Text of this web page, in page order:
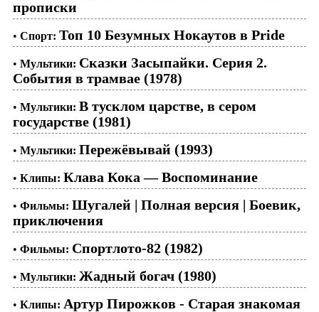
прописки
• Спорт: Топ 10 Безумных Нокаутов в Pride
• Мультики: Сказки Засыпайки. Серия 2.
События в трамвае (1978)
• Мультики: В тусклом царстве, в сером
государстве (1981)
• Мультики: Пережёвывай (1993)
• Клипы: Клава Кока — Воспоминание
• Фильмы: Шугалей | Полная версия | Боевик,
приключения
• Фильмы: Спортлото-82 (1982)
• Мультики: Жадный богач (1980)
• Клипы: Артур Пирожков - Старая знакомая